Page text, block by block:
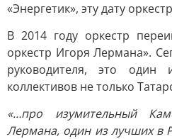
«Энергетик», эту дату
В 2014 году оркестр
оркестр Игоря Лермана».
руководителя, это один
коллективов не только
«…про изумительный
Лермана, один из лучших в